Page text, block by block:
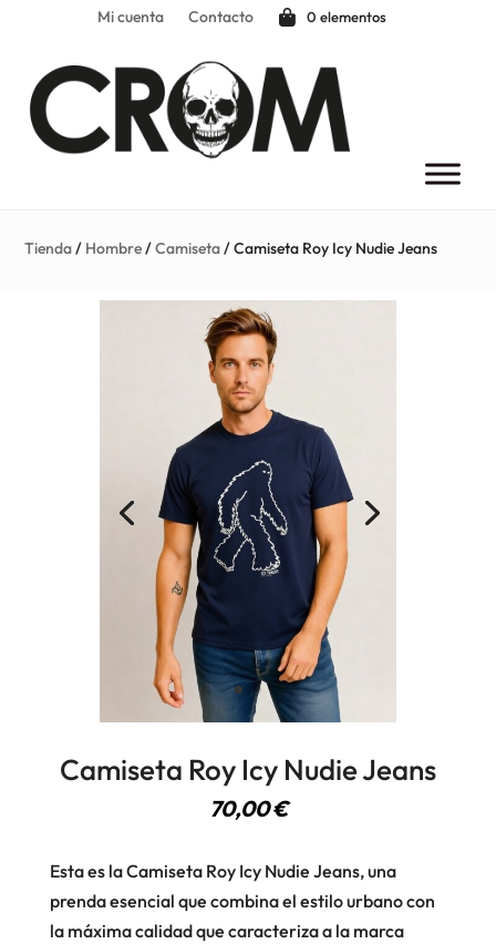
Mi cuenta Contacto 0 elementos
Tienda/ Hombre/Camiseta/ Camiseta Roy Icy Nudie Jeans
Camiseta Roy Icy Nudie Jeans
70,00€
Esta es la Camiseta Roy Icy Nudie Jeans, una
prenda esencial que combina el estilo urbano con
la máxima calidad que caracteriza a la marca